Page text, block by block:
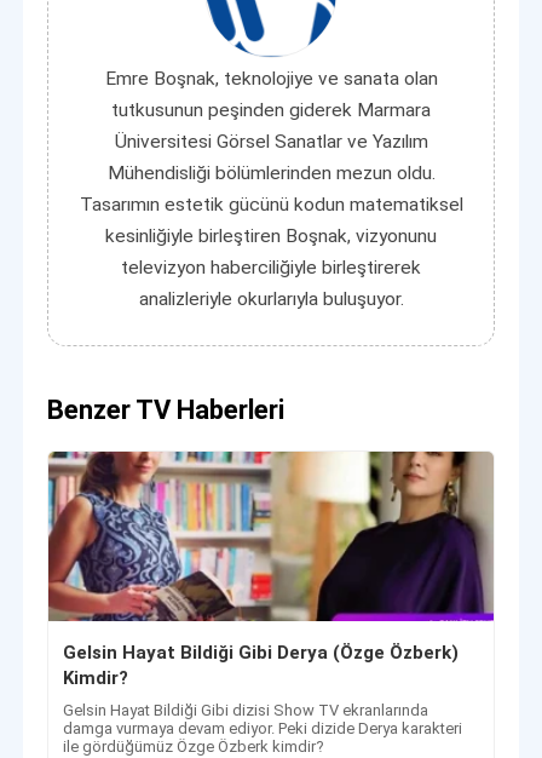
Emre Boşnak, teknolojiye ve sanata olan
tutkusunun peşinden giderek Marmara
Üniversitesi Görsel Sanatlar ve Yazılım
Mühendisliği bölümlerinden mezun oldu.
Tasarımın estetik gücünü kodun matematiksel
kesinliğiyle birleştiren Boşnak, vizyonunu
televizyon haberciliğiyle birleştirerek
analizleriyle okurlarıyla buluşuyor.
Benzer TV Haberleri
Gelsin Hayat Bildiği Gibi Derya (Özge Özberk)
Kimdir?
Gelsin Hayat Bildiği Gibi dizisi Show TV ekranlarında
damga vurmaya devam ediyor. Peki dizide Derya karakteri
ile gördüğümüz Özge Özberk kimdir?